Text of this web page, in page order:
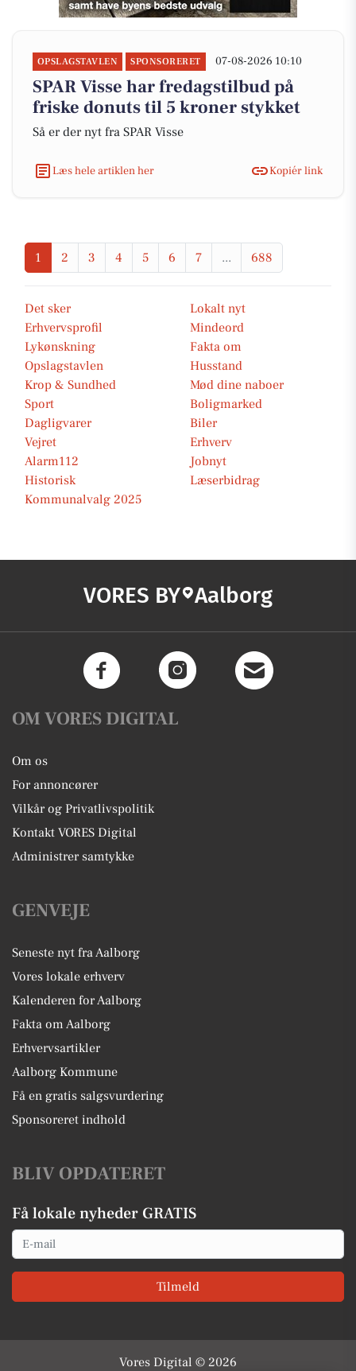
OPSLAGSTAVLEN SPONSORERET 07-08-2026 10:10
SPAR Visse har fredagstilbud på
friske donuts til 5 kroner stykket
Så er der nyt fra SPAR Visse
Læs hele artiklen her Kopiér link
1 2 3 4 5 6 7 ... 688
Det sker
Lokalt nyt
Erhvervsprofil
Mindeord
Lykønskning
Fakta om
Opslagstavlen
Husstand
Krop & Sundhed
Mød dine naboer
Sport
Boligmarked
Dagligvarer
Biler
Vejret
Erhverv
Alarm112
Jobnyt
Historisk
Læserbidrag
Kommunalvalg 2025
VORES BY Aalborg
OM VORES DIGITAL
Om os
For annoncører
Vilkår og Privatlivspolitik
Kontakt VORES Digital
Administrer samtykke
GENVEJE
Seneste nyt fra Aalborg
Vores lokale erhverv
Kalenderen for Aalborg
Fakta om Aalborg
Erhvervsartikler
Aalborg Kommune
Få en gratis salgsvurdering
Sponsoreret indhold
BLIV OPDATERET
Få lokale nyheder GRATIS
Email
Tilmeld
Vores Digital © 2026